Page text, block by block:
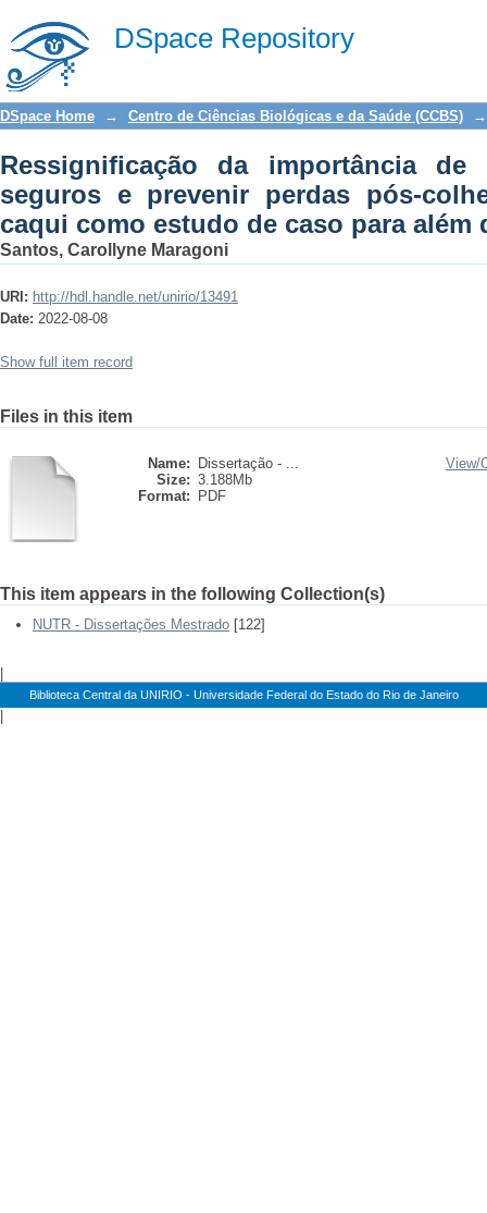
DSpace Repository
Ressignificação da importância de
pós-colheita na Covid-19: o caqui
DSpace Home → Centro de Ciências Biológicas e da Saúde (CCBS) →
Ressignificação da importância de
seguros e prevenir perdas pós-
caqui como estudo de caso para além
Santos, Carollyne Maragoni
URI: http://hdl.handle.net/unirio/13491
Date: 2022-08-08
Show full item record
Files in this item
Name:
Dissertação - ...
Size: 3.188Mb
Format:
PDF
View/
This item appears in the following Collection(s)
NUTR - Dissertações Mestrado [122]
Biblioteca Central da UNIRIO - Universidade Federal do Estado do Rio de Janeiro